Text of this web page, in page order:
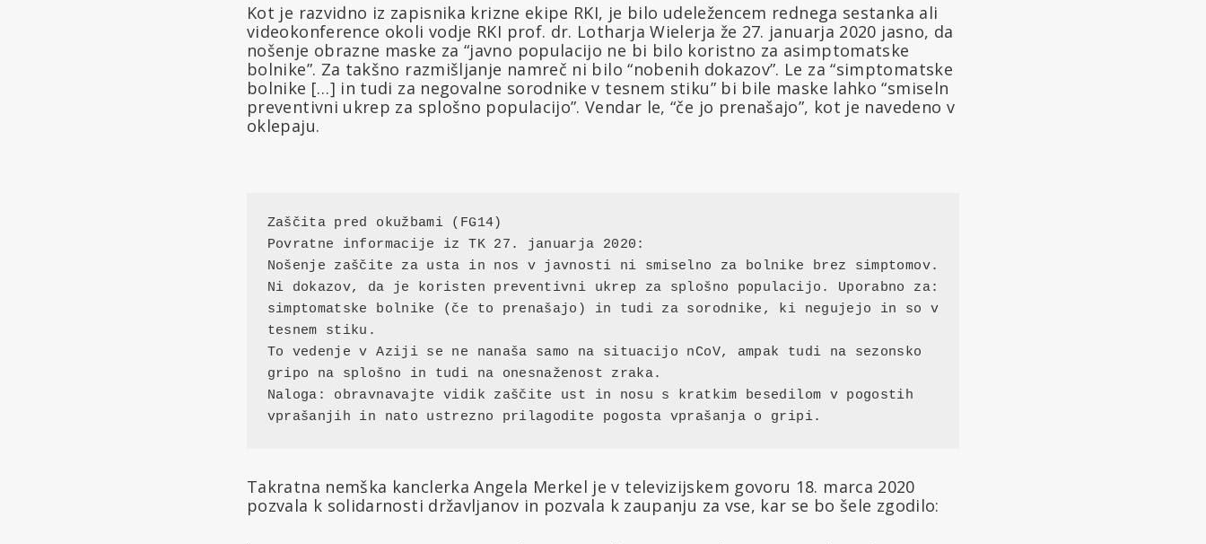
Kot je razvidno iz zapisnika krizne ekipe RKI, je bilo udeležencem rednega sestanka ali
videokonference okoli vodje RKI prof. dr. Lotharja Wielerja že 27. januarja 2020 jasno, da
nošenje obrazne maske za “javno populacijo ne bi bilo koristno za asimptomatske
bolnike”. Za takšno razmišljanje namreč ni bilo “nobenih dokazov”. Le za “simptomatske
bolnike […] in tudi za negovalne sorodnike v tesnem stiku” bi bile maske lahko “smiseln
preventivni ukrep za splošno populacijo”. Vendar le, “če jo prenašajo”, kot je navedeno v
oklepaju.
Zaščita pred okužbami (FG14)
Povratne informacije iz TK 27. januarja 2020:
Nošenje zaščite za usta in nos v javnosti ni smiselno za bolnike brez simptomov.
Ni dokazov, da je koristen preventivni ukrep za splošno populacijo. Uporabno za:
simptomatske bolnike (če to prenašajo) in tudi za sorodnike, ki negujejo in so v
tesnem stiku.
To vedenje v Aziji se ne nanaša samo na situacijo nCoV, ampak tudi na sezonsko
gripo na splošno in tudi na onesnaženost zraka.
Naloga: obravnavajte vidik zaščite ust in nosu s kratkim besedilom v pogostih
vprašanjih in nato ustrezno prilagodite pogosta vprašanja o gripi.
Takratna nemška kanclerka Angela Merkel je v televizijskem govoru 18. marca 2020
pozvala k solidarnosti državljanov in pozvala k zaupanju za vse, kar se bo šele zgodilo: